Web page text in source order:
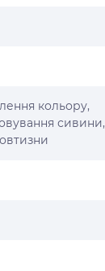
кольору,
сивини,